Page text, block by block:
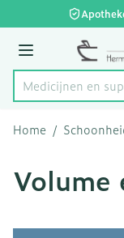
Ga naar de inhoud
Menu
Product, merk,
Medicijn
Home /